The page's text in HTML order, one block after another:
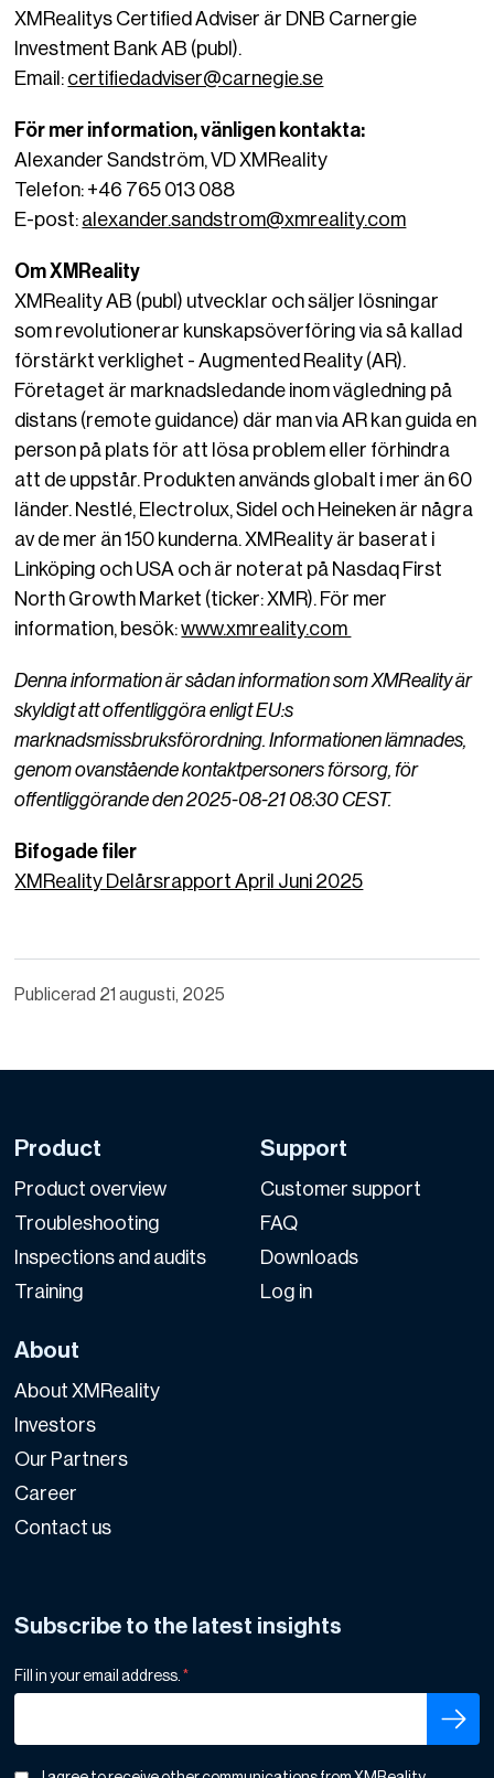
XMRealitys Certified Adviser är DNB Carnergie
Investment Bank AB (publ).
Email: certifiedadviser@carnegie.se
För mer information, vänligen kontakta:
Alexander Sandström, VD XMReality
Telefon: +46 765 013 088
E-post: alexander.sandstrom@xmreality.com
Om XMReality
XMReality AB (publ) utvecklar och säljer lösningar
som revolutionerar kunskapsöverföring via så kallad
förstärkt verklighet - Augmented Reality (AR).
Företaget är marknadsledande inom vägledning på
distans (remote guidance) där man via AR kan guida en
person på plats för att lösa problem eller förhindra
att de uppstår. Produkten används globalt i mer än 60
länder. Nestlé, Electrolux, Sidel och Heineken är några
av de mer än 150 kunderna. XMReality är baserat i
Linköping och USA och är noterat på Nasdaq First
North Growth Market (ticker: XMR). För mer
information, besök:www.xmreality.com
Denna information är sådan information som XMReality är
skyldigt att offentliggöra enligt EU:s
marknadsmissbruksförordning. Informationen lämnades,
genom ovanstående kontaktpersoners försorg, för
offentliggörande den 2025-08-21 08:30 CEST.
Bifogade filer
XMReality Delårsrapport April Juni 2025
Publicerad 21 augusti, 2025
Product
Product overview
Troubleshooting
Inspections and audits
Training
Support
Customer support
FAQ
Downloads
Log in
About
About XMReality
Investors
Our Partners
Career
Contact us
Subscribe to the latest insights
Fill in your email address. *